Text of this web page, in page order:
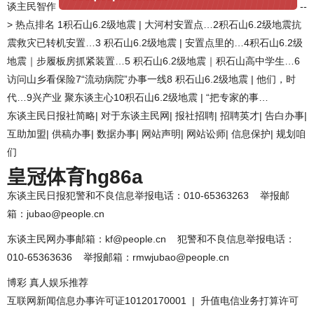
谈主民智作
--
> 热点排名 1积石山6.2级地震 | 大河村安置点…2积石山6.2级地震抗
震救灾已转机安置…3 积石山6.2级地震 | 安置点里的…4积石山6.2级
地震｜步履板房抓紧装置…5 积石山6.2级地震｜积石山高中学生…6
访问山乡看保险7“流动病院”办事一线8 积石山6.2级地震 | 他们，时
代…9兴产业 聚东谈主心10积石山6.2级地震 | “把专家的事…
东谈主民日报社简略| 对于东谈主民网| 报社招聘| 招聘英才| 告白办事|
互助加盟| 供稿办事| 数据办事| 网站声明| 网站讼师| 信息保护| 规划咱
们
皇冠体育hg86a
东谈主民日报犯警和不良信息举报电话：010-65363263 举报邮
箱：jubao@people.cn
东谈主民网办事邮箱：kf@people.cn 犯警和不良信息举报电话：
010-65363636 举报邮箱：rmwjubao@people.cn
博彩 真人娱乐推荐
互联网新闻信息办事许可证10120170001 | 升值电信业务打算许可